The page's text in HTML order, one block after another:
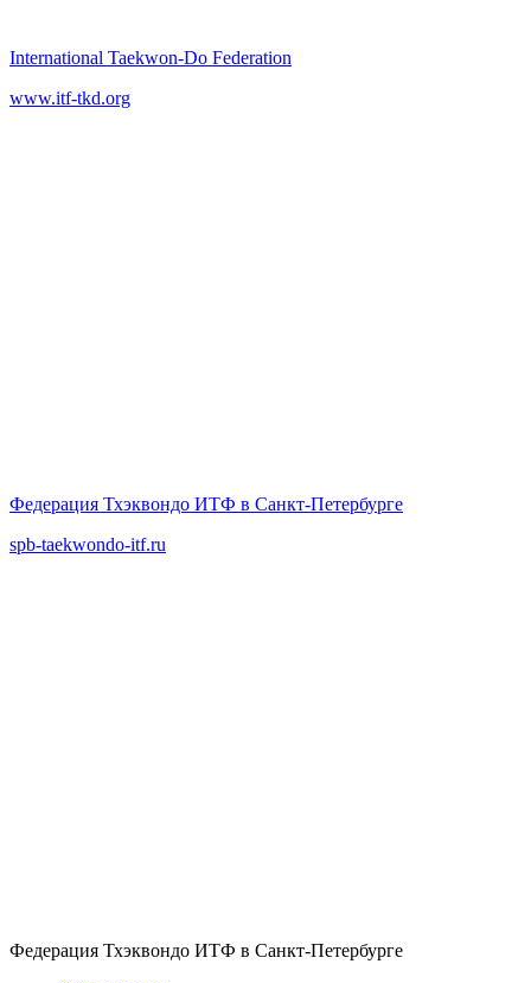
International Taekwon‑Do Federation
www.itf-tkd.org
Федерация Тхэквондо ИТФ в Санкт-Петербурге
spb-taekwondo-itf.ru
Федерация Тхэквондо ИТФ в Санкт-Петербурге